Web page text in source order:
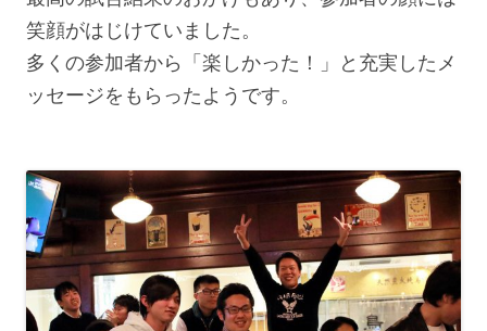
笑顔がはじけていました。
多くの参加者から「楽しかった！」と充実したメ
ッセージをもらったようです。